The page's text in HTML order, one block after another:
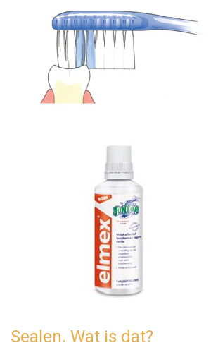
Sealen. Wat is dat?